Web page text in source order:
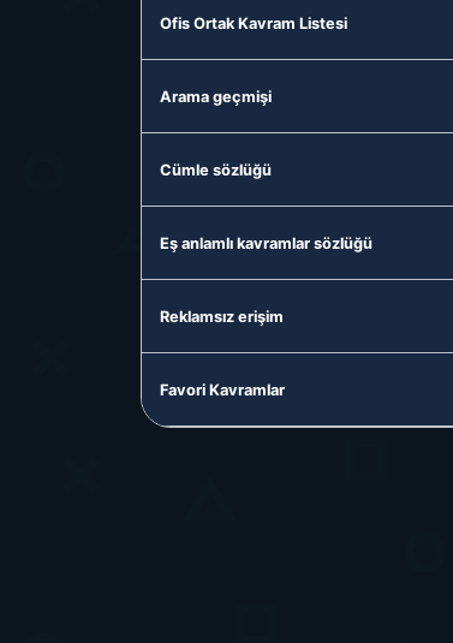
Ofis Ortak Kavram Listesi
Arama geçmişi
Cümle sözlüğü
Eş anlamlı kavramlar sözlüğü
Reklamsız erişim
Favori Kavramlar